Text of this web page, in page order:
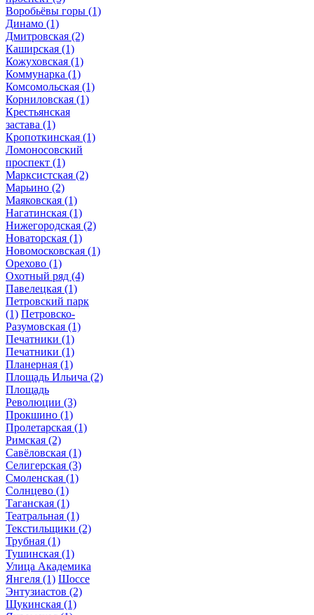
Воробьёвы горы (1)
Динамо (1)
Дмитровская (2)
Каширская (1)
Кожуховская (1)
Коммунарка (1)
Комсомольская (1)
Корниловская (1)
Крестьянская
застава (1)
Кропоткинская (1)
Ломоносовский
проспект (1)
Марксистская (2)
Марьино (2)
Маяковская (1)
Нагатинская (1)
Нижегородская (2)
Новаторская (1)
Новомосковская (1)
Орехово (1)
Охотный ряд (4)
Павелецкая (1)
Петровский парк
(1) Петровско-
Разумовская (1)
Печатники (1)
Печатники (1)
Планерная (1)
Площадь Ильича (2)
Площадь
Революции (3)
Прокшино (1)
Пролетарская (1)
Римская (2)
Савёловская (1)
Селигерская (3)
Смоленская (1)
Солнцево (1)
Таганская (1)
Театральная (1)
Текстильщики (2)
Трубная (1)
Тушинская (1)
Улица Академика
Янгеля (1) Шоссе
Энтузиастов (2)
Щукинская (1)